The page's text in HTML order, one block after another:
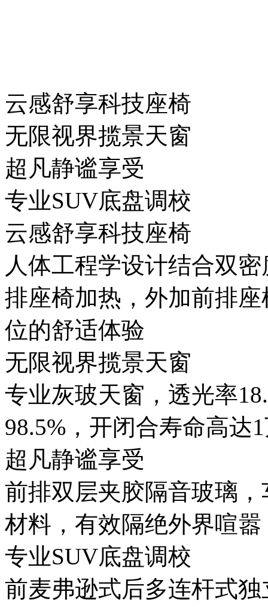
云感舒享科技座椅
无限视界揽景天窗
超凡静谧享受
专业SUV底盘调校
云感舒享科技座椅
人体工程学设计结合双密度
排座椅加热，外加前排座
位的舒适体验
无限视界揽景天窗
专业灰玻天窗，透光率
98.5%，开闭合寿命高达
超凡静谧享受
前排双层夹胶隔音玻璃
材料，有效隔绝外界喧嚣
专业SUV底盘调校
前麦弗逊式后多连杆式独